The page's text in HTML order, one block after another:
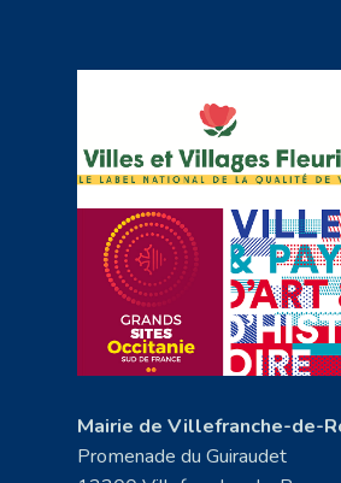
Mairie de Villefranche-de-
Promenade du Guiraudet